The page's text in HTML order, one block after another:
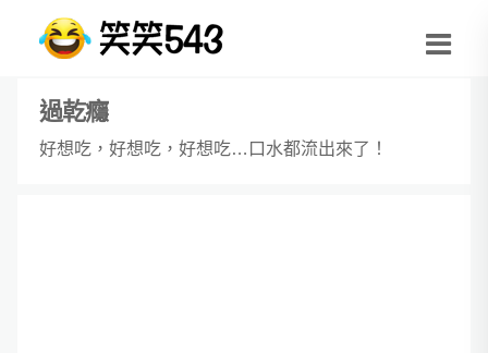
過乾癮
好想吃，好想吃，好想吃…口水都流出來了！